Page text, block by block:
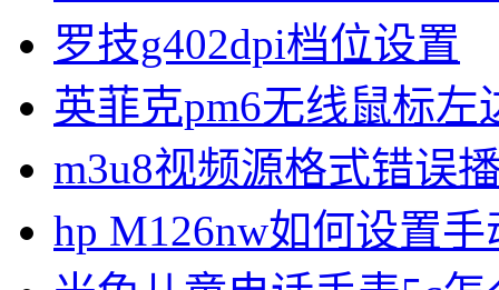
罗技g402dpi档位设置
英菲克pm6无线鼠标左
m3u8视频源格式错误
hp M126nw如何设置